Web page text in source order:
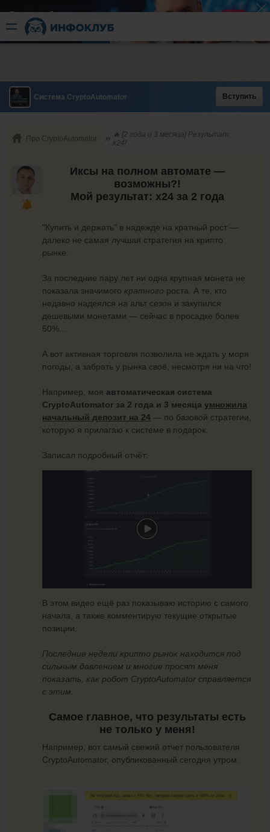
Быстрый разгон
​в короткие сроки
Система CryptoAutomator Вступить
Про CryptoAutomator
🔥 [2 года и 3 месяца] Результат:
х24!
Иксы на полном автомате —
возможны?!
Мой результат: х24 за 2 года
"Купить и держать" в надежде на кратный рост —
далеко не самая лучшая стратегия на крипто
рынке.
За последние пару лет ни одна крупная монета не
показала значимого кратного роста. А те, кто
недавно надеялся на альт сезон и закупился
дешевыми монетами — сейчас в просадке более
50%...
А вот активная торговля позволила не ждать у моря
погоды, а забрать у рынка своё, несмотря ни на что!
Например, моя автоматическая система
CryptoAutomator за 2 года и 3 месяца умножила
начальный депозит на 24 — по базовой стратегии,
которую я прилагаю к системе в подарок.
Записал подробный отчёт:
В этом видео ещё раз показываю историю с самого
начала, а также комментирую текущие открытые
позиции.
Последние недели крипто рынок находится под
сильным давлением и многие просят меня
показать, как робот CryptoAutomator справляется
с этим.
Самое главное, что результаты есть
не только у меня!
Например, вот самый свежий отчет пользователя
CryptoAutomator, опубликованный сегодня утром: